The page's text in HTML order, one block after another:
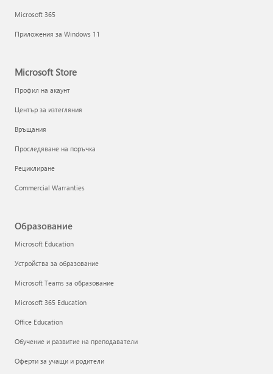
Microsoft 365
Приложения за Windows 11
Microsoft Store
Профил на акаунт
Център за изтегляния
Връщания
Проследяване на поръчка
Рециклиране
Commercial Warranties
Образование
Microsoft Education
Устройства за образование
Microsoft Teams за образование
Microsoft 365 Education
Office Education
Обучение и развитие на преподаватели
Оферти за учащи и родители